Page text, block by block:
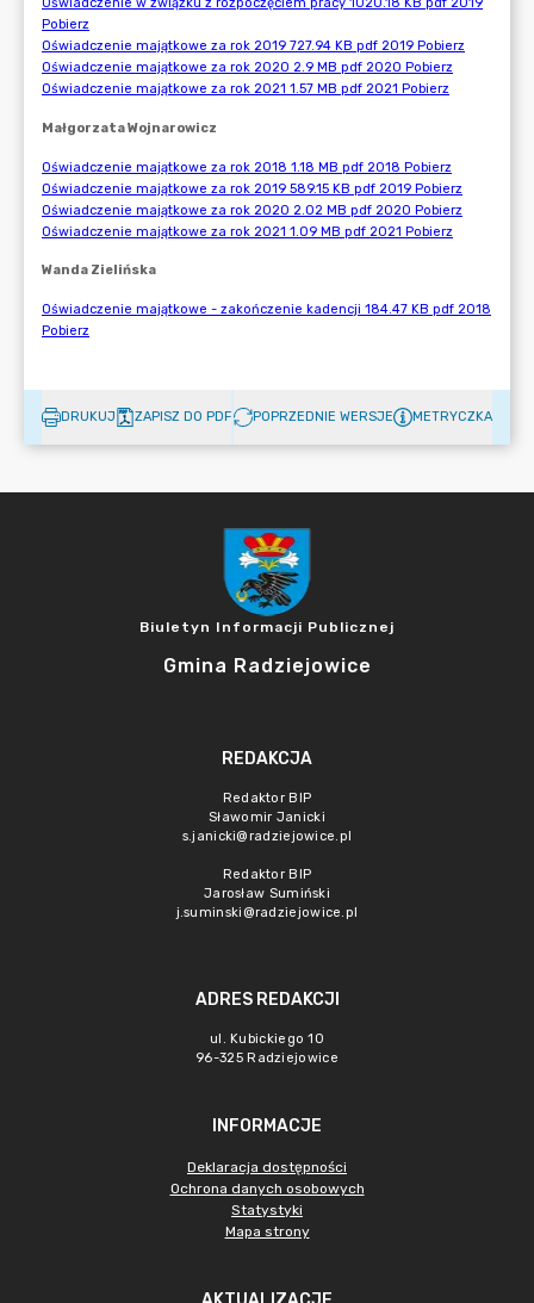
DRUKUJ ZAPISZ DO PDF POPRZEDNIE WERSJE METRYCZKA
Biuletyn Informacji Publicznej
Gmina Radziejowice
REDAKCJA
Redaktor BIP
Sławomir Janicki
s.janicki@radziejowice.pl
Redaktor BIP
Jarosław Sumiński
j.suminski@radziejowice.pl
ADRES REDAKCJI
ul. Kubickiego 10
96-325 Radziejowice
INFORMACJE
Deklaracja dostępności
Ochrona danych osobowych
Statystyki
Mapa strony